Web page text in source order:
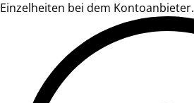
Einzelheiten bei dem Kontoanbieter.